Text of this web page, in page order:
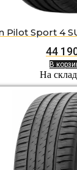
Pilot Sport 4
44
В
На